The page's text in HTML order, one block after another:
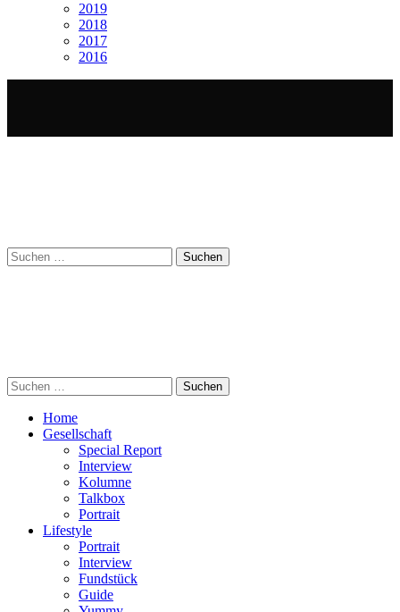
2019
2018
2017
2016
Suchen
nach:
Suchen
nach:
Home
Gesellschaft
Special Report
Interview
Kolumne
Talkbox
Portrait
Lifestyle
Portrait
Interview
Fundstück
Guide